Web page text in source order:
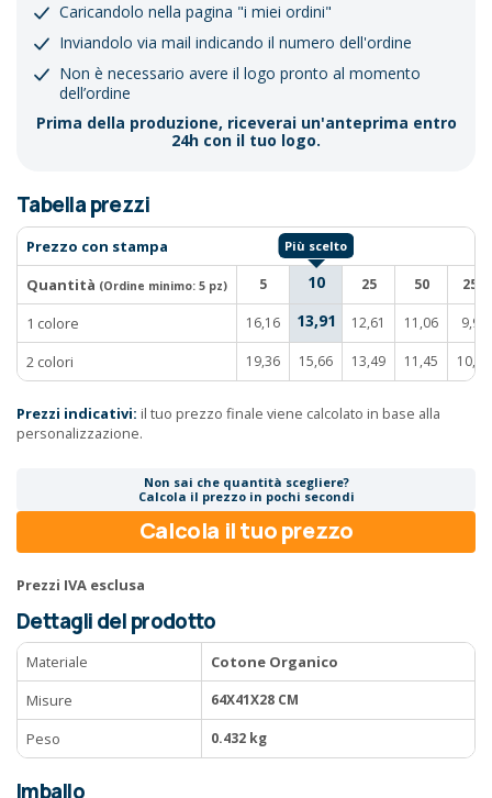
Caricandolo nella pagina "i miei ordini"
Inviandolo via mail indicando il numero dell'ordine
Non è necessario avere il logo pronto al momento
dell’ordine
Prima della produzione, riceverai un'anteprima entro
24h con il tuo logo.
Tabella prezzi
Prezzo con stampa
Quantità (Ordine minimo: 5 pz) 5 10 25 50 250
1 colore 16,16 13,91 12,61 11,06 9,91
2 colori 19,36 15,66 13,49 11,45 10,06
Prezzi indicativi: il tuo prezzo finale viene calcolato in base alla
personalizzazione.
Non sai che quantità scegliere?
Calcola il prezzo in pochi secondi
Calcola il tuo prezzo
Prezzi IVA esclusa
Dettagli del prodotto
Materiale
Cotone Organico
Misure
64X41X28 CM
Peso 0.432 kg
Imballo